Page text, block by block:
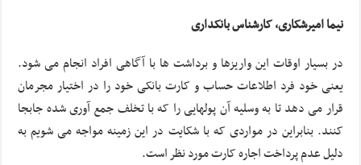
نیما امیرشکاری، کارشناس بانکداری
در بسیار اوقات این واریزها و برداشت ها با آگاهی افراد انجام می شود.
یعنی خود فرد اطلاعات حساب و کارت بانکی خود را در اختیار مجرمان
قرار می دهد تا به وسلیه آن پولهایی را که با تخلف جمع آوری شده جابجا
کنند. بنابراین در مواردی که با شکایت در این زمینه مواجه می شویم به
دلیل عدم پرداخت اجاره کارت مورد نظر است.